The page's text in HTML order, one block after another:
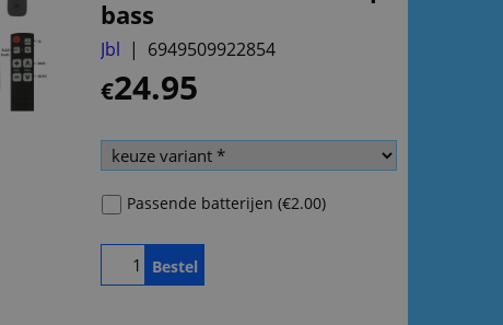
bass
Jbl 6949509922854
€24.95
Passende batterijen (€2.00)
Bestel